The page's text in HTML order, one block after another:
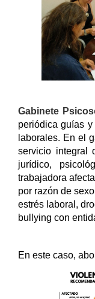
Gabinete
periódica guías
laborales. En el
servicio integral
jurídico,
trabajadora
por razón de
estrés laboral,
bullying con
En este caso,